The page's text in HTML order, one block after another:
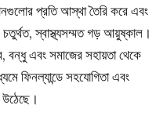
প্রতি আস্থা তৈরি করে এবং
চতুর্থত, স্বাস্থ্যসম্মত গড় আয়ুষ্কাল।
বন্ধু এবং সমাজের সহায়তা থেকে
ফিনল্যান্ডে সহযোগিতা এবং